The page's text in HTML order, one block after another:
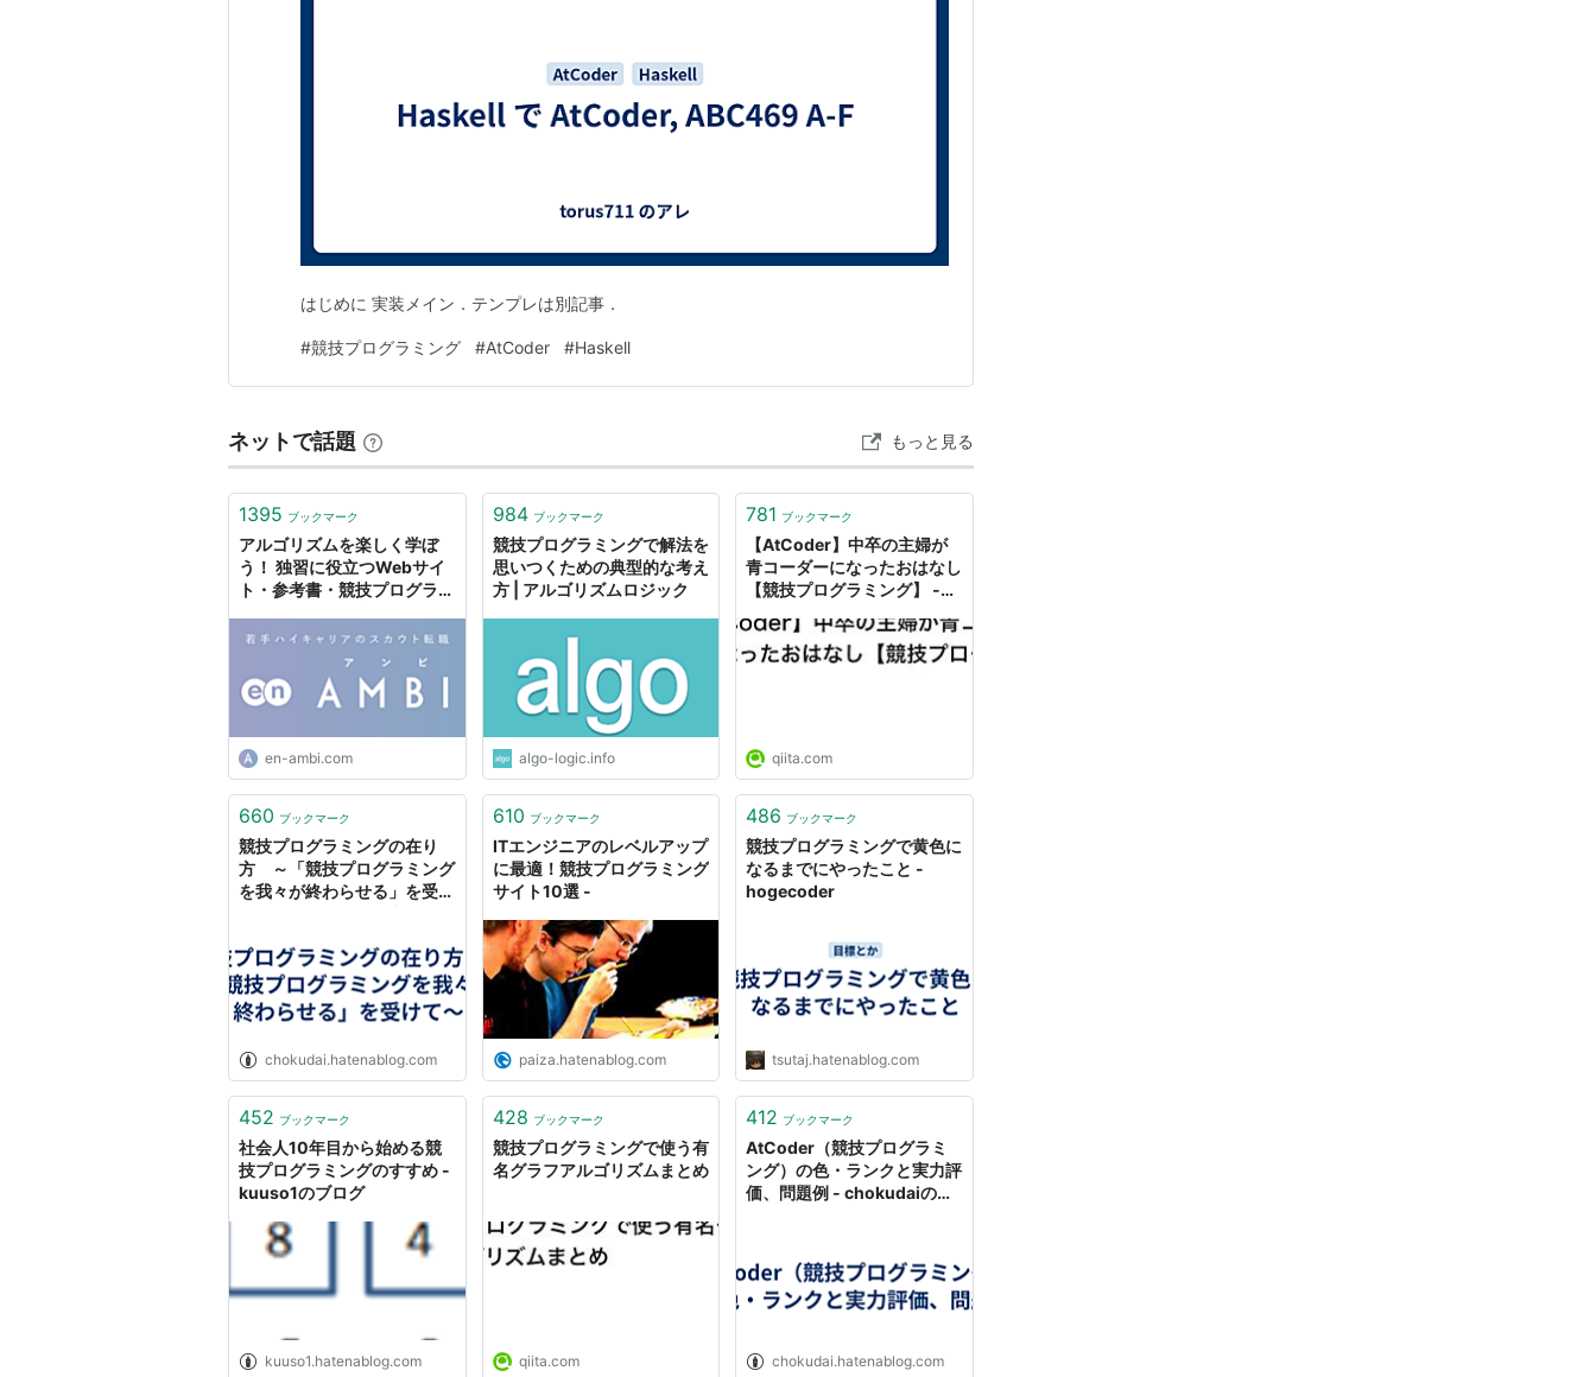
はじめに 実装メイン．テンプレは別記事．
#競技プログラミング #AtCoder #Haskell
ネットで話題 もっと見る
1395 ブックマーク
アルゴリズムを楽しく学ぼ
う！ 独習に役立つWebサイ
ト・参考書・競技プログラミ
ジニアHub｜若手Webエン
ジニアのキャリアを考える！
en-ambi.com
984 ブックマーク
競技プログラミングで解法を
思いつくための典型的な考え
方 | アルゴリズムロジック
algo-logic.info
781 ブックマーク
【AtCoder】中卒の主婦が
青コーダーになったおはなし
【競技プログラミング】 -
qiita.com
660 ブックマーク
競技プログラミングの在り
方 ～「競技プログラミング
を我々が終わらせる」を受け
chokudai.hatenablog.com
610 ブックマーク
ITエンジニアのレベルアップ
に最適！競技プログラミング
サイト10選 -
paiza.hatenablog.com
486 ブックマーク
競技プログラミングで黄色に
なるまでにやったこと -
hogecoder
tsutaj.hatenablog.com
452 ブックマーク
社会人10年目から始める競
技プログラミングのすすめ -
kuuso1のブログ
kuuso1.hatenablog.com
428 ブックマーク
競技プログラミングで使う有
名グラフアルゴリズムまとめ
qiita.com
412 ブックマーク
AtCoder（競技プログラミ
ング）の色・ランクと実力評
価、問題例 - chokudaiのブ
chokudai.hatenablog.com